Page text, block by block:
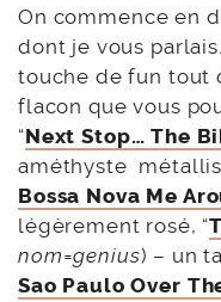
On commence en
dont je vous
touche de fun tout
flacon que vous
“Next Stop… The
améthyste
Bossa Nova Me
légèrement rosé, “
nom=genius) – un
Sao Paulo Over